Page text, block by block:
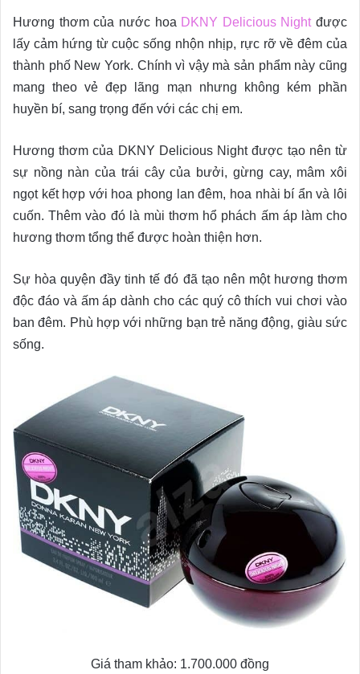
Hương thơm của nước hoa DKNY Delicious Nightđược
lấy cảm hứng từ cuộc sống nhộn nhịp, rực rỡ về đêm của
thành phố New York. Chính vì vậy mà sản phẩm này cũng
mang theo vẻ đẹp lãng mạn nhưng không kém phần
huyền bí, sang trọng đến với các chị em.
Hương thơm của DKNY Delicious Night được tạo nên từ
sự nồng nàn của trái cây của bưởi, gừng cay, mâm xôi
ngọt kết hợp với hoa phong lan đêm, hoa nhài bí ẩn và lôi
cuốn. Thêm vào đó là mùi thơm hổ phách ấm áp làm cho
hương thơm tổng thể được hoàn thiện hơn.
Sự hòa quyện đầy tinh tế đó đã tạo nên một hương thơm
độc đáo và ấm áp dành cho các quý cô thích vui chơi vào
ban đêm. Phù hợp với những bạn trẻ năng động, giàu sức
sống.
Giá tham khảo: 1.700.000 đồng